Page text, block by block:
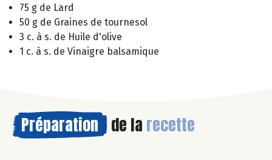
75 g de Lard
50 g de Graines de tournesol
3 c. à s. de Huile d'olive
1 c. à s. de Vinaigre balsamique
Préparation de la recette